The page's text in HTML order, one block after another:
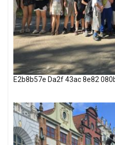
E2b8b57e Da2f 43ac 8e82